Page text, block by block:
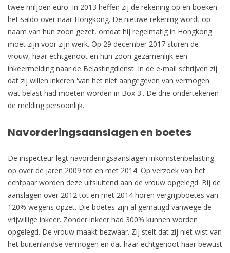
twee miljoen euro. In 2013 heffen zij de rekening op en boeken
het saldo over naar Hongkong. De nieuwe rekening wordt op
naam van hun zoon gezet, omdat hij regelmatig in Hongkong
moet zijn voor zijn werk. Op 29 december 2017 sturen de
vrouw, haar echtgenoot en hun zoon gezamenlijk een
inkeermelding naar de Belastingdienst. In de e-mail schrijven zij
dat zij willen inkeren 'van het niet aangegeven van vermogen
wat belast had moeten worden in Box 3'. De drie ondertekenen
de melding persoonlijk.
Navorderingsaanslagen en boetes
De inspecteur legt navorderingsaanslagen inkomstenbelasting
op over de jaren 2009 tot en met 2014. Op verzoek van het
echtpaar worden deze uitsluitend aan de vrouw opgelegd. Bij de
aanslagen over 2012 tot en met 2014 horen vergrijpboetes van
120% wegens opzet. Die boetes zijn al gematigd vanwege de
vrijwillige inkeer. Zonder inkeer had 300% kunnen worden
opgelegd. De vrouw maakt bezwaar. Zij stelt dat zij niet wist van
het buitenlandse vermogen en dat haar echtgenoot haar bewust